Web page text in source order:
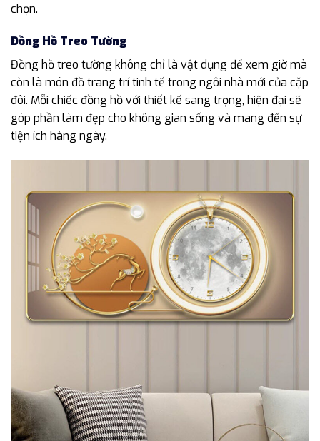
chọn.
Đồng Hồ Treo Tường
Đồng hồ treo tường không chỉ là vật dụng để xem giờ mà
còn là món đồ trang trí tinh tế trong ngôi nhà mới của cặp
đôi. Mỗi chiếc đồng hồ với thiết kế sang trọng, hiện đại sẽ
góp phần làm đẹp cho không gian sống và mang đến sự
tiện ích hàng ngày.